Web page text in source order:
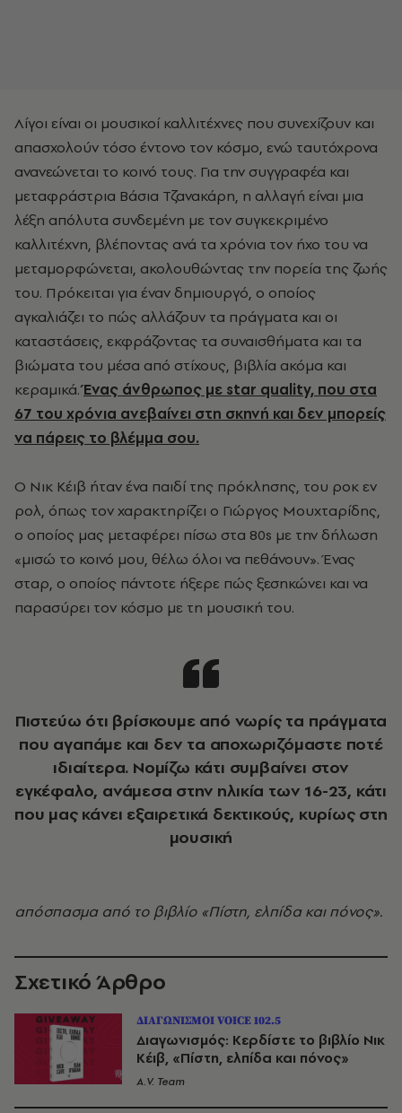
Λίγοι είναι οι μουσικοί καλλιτέχνες που συνεχίζουν και
απασχολούν τόσο έντονο τον κόσμο, ενώ ταυτόχρονα
ανανεώνεται το κοινό τους. Για την συγγραφέα και
μεταφράστρια Βάσια Τζανακάρη, η αλλαγή είναι μια
λέξη απόλυτα συνδεμένη με τον συγκεκριμένο
καλλιτέχνη, βλέποντας ανά τα χρόνια τον ήχο του να
μεταμορφώνεται, ακολουθώντας την πορεία της ζωής
του. Πρόκειται για έναν δημιουργό, ο οποίος
αγκαλιάζει το πώς αλλάζουν τα πράγματα και οι
καταστάσεις, εκφράζοντας τα συναισθήματα και τα
βιώματα του μέσα από στίχους, βιβλία ακόμα και
κεραμικά.Ένας άνθρωπος με star quality, που στα
67 του χρόνια ανεβαίνει στη σκηνή και δεν μπορείς
να πάρεις το βλέμμα σου.
Ο Νικ Κέιβ ήταν ένα παιδί της πρόκλησης, του ροκ εν
ρολ, όπως τον χαρακτηρίζει ο Γιώργος Μουχταρίδης,
ο οποίος μας μεταφέρει πίσω στα 80s με την δήλωση
«μισώ το κοινό μου, θέλω όλοι να πεθάνουν». Ένας
σταρ, ο οποίος πάντοτε ήξερε πώς ξεσηκώνει και να
παρασύρει τον κόσμο με τη μουσική του.
Πιστεύω ότι βρίσκουμε από νωρίς τα πράγματα
που αγαπάμε και δεν τα αποχωριζόμαστε ποτέ
ιδιαίτερα. Νομίζω κάτι συμβαίνει στον
εγκέφαλο, ανάμεσα στην ηλικία των 16-23, κάτι
που μας κάνει εξαιρετικά δεκτικούς, κυρίως στη
μουσική
απόσπασμα από το βιβλίο «Πίστη, ελπίδα και πόνος».
Σχετικό Άρθρο
ΔΙΑΓΩΝΙΣΜΟΙ VOICE 102.5
Διαγωνισμός: Κερδίστε το βιβλίο Νικ
Κέιβ, «Πίστη, ελπίδα και πόνος»
A.V. Team